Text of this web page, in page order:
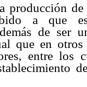
producción
a que
de ser
que en
entre los